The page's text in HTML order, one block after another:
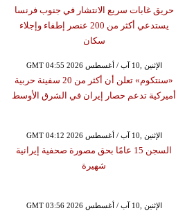
حريق غابات سريع الانتشار في جنوب فرنسا
يستدعي أكثر من 200 عنصر إطفاء وإجلاء
سكان
GMT 04:55 2026 الإثنين ,10 آب / أغسطس
«سنتكوم» تعلن أن أكثر من 20 سفينة حربية
أميركية تدعم حصار إيران في الشرق الأوسط
GMT 04:12 2026 الإثنين ,10 آب / أغسطس
السجن 15 عامًا بحق مصورة صحفية إيرانية
شهيرة
GMT 03:56 2026 الإثنين ,10 آب / أغسطس